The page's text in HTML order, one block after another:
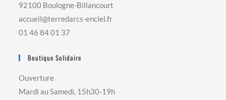
92100 Boulogne-Billancourt
accueil@terredarcs-enciel.fr
01 46 84 01 37
Boutique Solidaire
Ouverture
Mardi au Samedi, 15h30-19h